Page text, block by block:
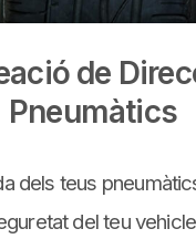
de
Pneumàtics
dels teus
del teu